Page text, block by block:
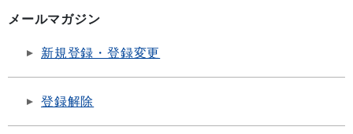
メールマガジン
新規登録・登録変更
登録解除